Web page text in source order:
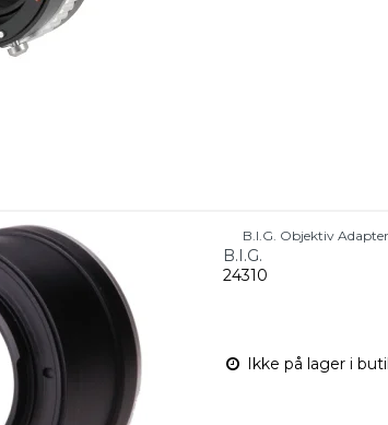
B.I.G. Objektiv
B.I.G.
24310
Ikke på lager i